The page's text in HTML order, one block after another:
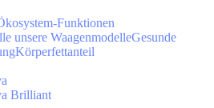
Funktionen
unsere WaagenmodelleGesunde
Körperfettanteil
Brilliant